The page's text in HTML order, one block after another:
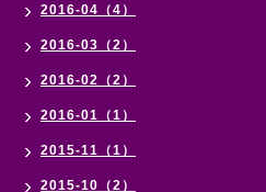
2016-04（4）
2016-03（2）
2016-02（2）
2016-01（1）
2015-11（1）
2015-10（2）